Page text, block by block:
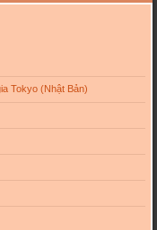
Tokyo (Nhật Bản)